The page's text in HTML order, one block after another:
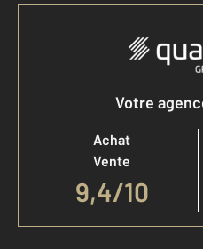
Votre
Achat
Vente
9,4/10